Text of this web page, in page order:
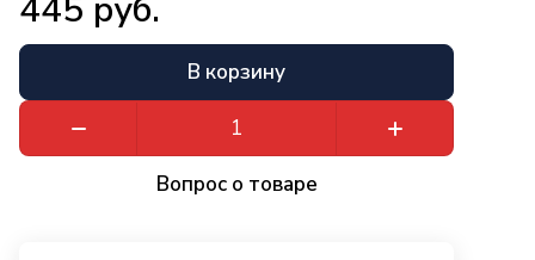
445 руб.
В корзину
Вопрос о товаре